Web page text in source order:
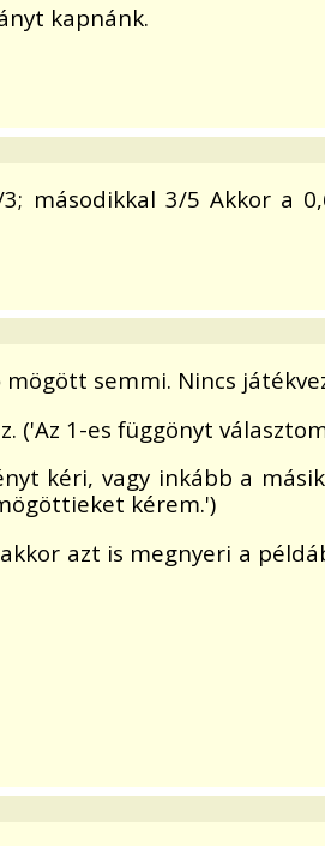
kapnánk.
másodikkal 3/5 Akkor a
semmi. Nincs
('Az 1-es függönyt
kéri, vagy inkább a
kérem.')
azt is megnyeri a